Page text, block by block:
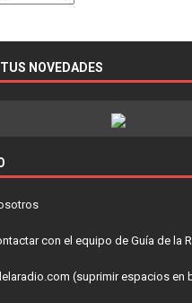
NOVEDADES
con el equipo de Guía de la
(suprimir espacios en